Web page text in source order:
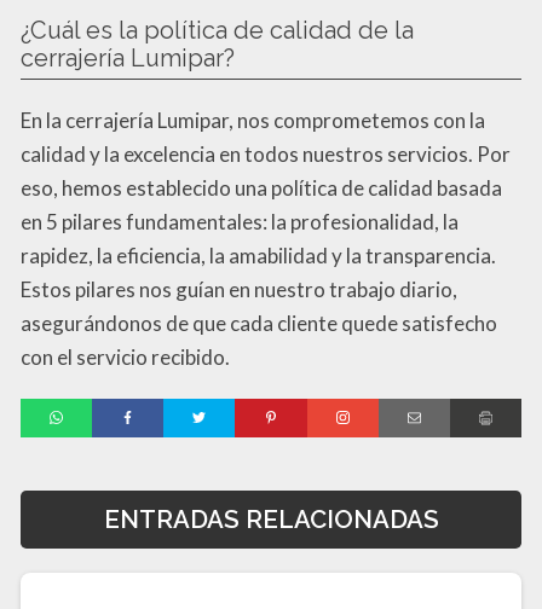
¿Cuál es la política de calidad de la
cerrajería Lumipar?
En la cerrajería Lumipar, nos comprometemos con la
calidad y la excelencia en todos nuestros servicios. Por
eso, hemos establecido una política de calidad basada
en 5 pilares fundamentales: la profesionalidad, la
rapidez, la eficiencia, la amabilidad y la transparencia.
Estos pilares nos guían en nuestro trabajo diario,
asegurándonos de que cada cliente quede satisfecho
con el servicio recibido.
ENTRADAS RELACIONADAS